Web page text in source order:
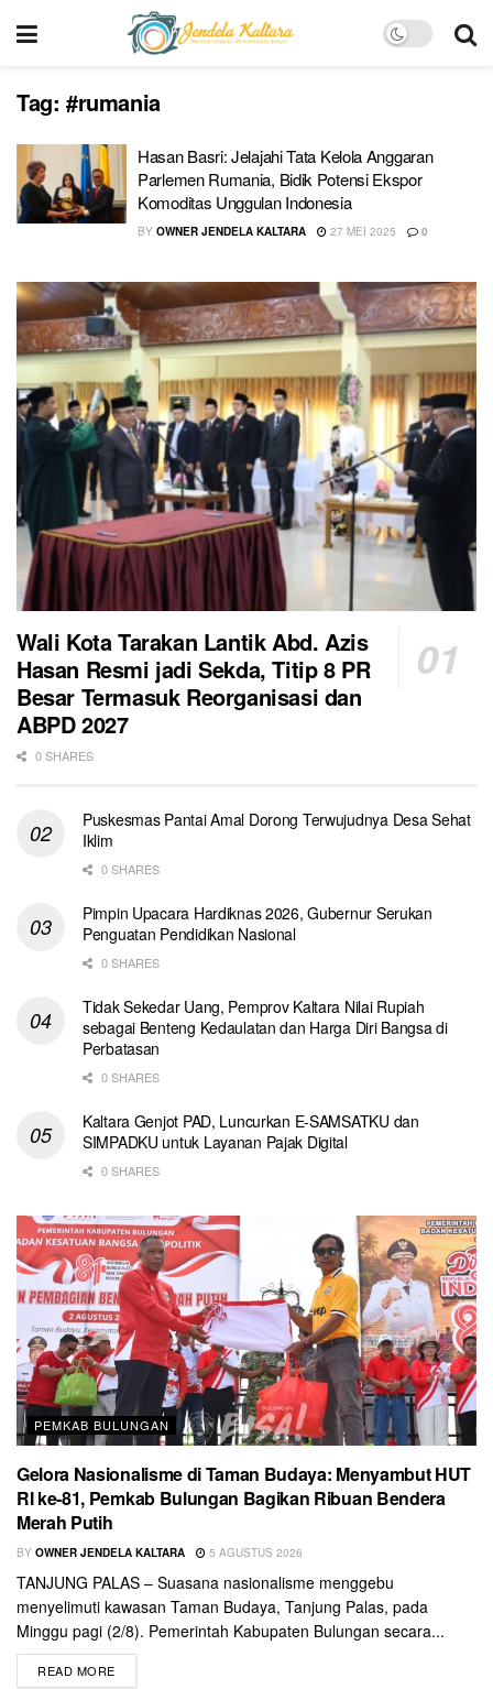
Tag: #rumania
Hasan Basri: Jelajahi Tata Kelola Anggaran
Parlemen Rumania, Bidik Potensi Ekspor
Komoditas Unggulan Indonesia
BY OWNER JENDELA KALTARA 27 MEI 2025 0
Wali Kota Tarakan Lantik Abd. Azis
Hasan Resmi jadi Sekda, Titip 8 PR
Besar Termasuk Reorganisasi dan
ABPD 2027
0 SHARES
Puskesmas Pantai Amal Dorong Terwujudnya Desa Sehat
Iklim
0 SHARES
Pimpin Upacara Hardiknas 2026, Gubernur Serukan
Penguatan Pendidikan Nasional
0 SHARES
Tidak Sekedar Uang, Pemprov Kaltara Nilai Rupiah
sebagai Benteng Kedaulatan dan Harga Diri Bangsa di
Perbatasan
0 SHARES
Kaltara Genjot PAD, Luncurkan E-SAMSATKU dan
SIMPADKU untuk Layanan Pajak Digital
0 SHARES
PEMKAB BULUNGAN
Gelora Nasionalisme di Taman Budaya: Menyambut HUT
RI ke-81, Pemkab Bulungan Bagikan Ribuan Bendera
Merah Putih
BY OWNER JENDELA KALTARA 5 AGUSTUS 2026
TANJUNG PALAS – Suasana nasionalisme menggebu
menyelimuti kawasan Taman Budaya, Tanjung Palas, pada
Minggu pagi (2/8). Pemerintah Kabupaten Bulungan secara...
READ MORE